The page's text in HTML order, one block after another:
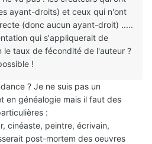
ayant-droits) et ceux qui n'ont
(donc aucun ayant-droit) .....
qui s'appliquerait de
le taux de fécondité de l'auteur ?
!
? Je ne suis pas un
en généalogie mais il faut des
:
cinéaste, peintre, écrivain,
post-mortem des oeuvres